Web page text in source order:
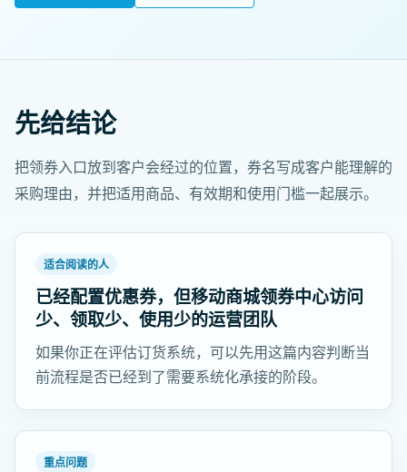
先给结论
把领券入口放到客户会经过的位置，券名写成客户能理解的
采购理由，并把适用商品、有效期和使用门槛一起展示。
适合阅读的人
已经配置优惠券，但移动商城领券中心访问
少、领取少、使用少的运营团队
如果你正在评估订货系统，可以先用这篇内容判断当
前流程是否已经到了需要系统化承接的阶段。
重点问题